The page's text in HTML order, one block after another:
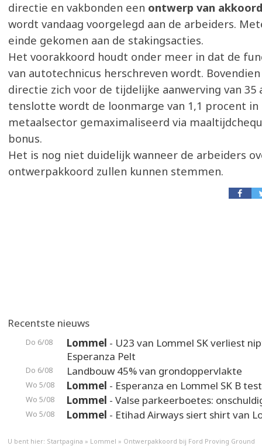
directie en vakbonden een ontwerp van
wordt vandaag voorgelegd aan de arbeiders.
einde gekomen aan de stakingsacties.
Het voorakkoord houdt onder meer in dat de
van autotechnicus herschreven wordt.
directie zich voor de tijdelijke aanwerving van 35
tenslotte wordt de loonmarge van 1,1 procent in
metaalsector gemaximaliseerd via
bonus.
Het is nog niet duidelijk wanneer de arbeiders
ontwerpakkoord zullen kunnen stemmen.
Recentste nieuws
Do 6/08 Lommel - U23 van Lommel SK verliest
Esperanza Pelt
Do 6/08 Landbouw 45% van grondoppervlakte
Wo 5/08 Lommel - Esperanza en Lommel SK B
Wo 5/08 Lommel - Valse parkeerboetes:
Wo 5/08 Lommel - Etihad Airways siert shirt van
U bent hier: Startpagina » Lommel » Ontwerpakkoord bij Ford Proving Ground